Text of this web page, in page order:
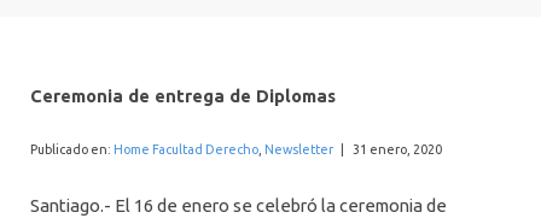
Ceremonia de entrega de Diplomas
Publicado en: Home Facultad Derecho Newsletter 31 enero, 2020
Santiago.- El 16 de enero se celebró la ceremonia de